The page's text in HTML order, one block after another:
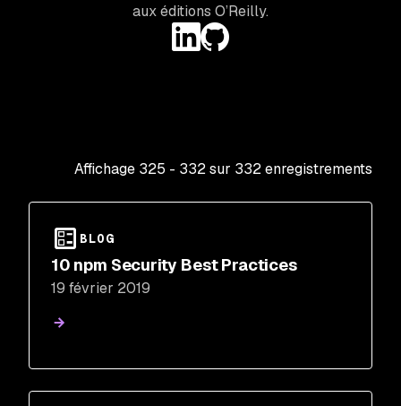
aux éditions O’Reilly.
Affichage 325 - 332sur 332enregistrements
BLOG
10 npm Security Best Practices
19 février 2019